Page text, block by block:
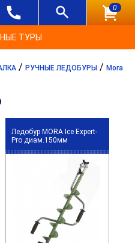
0
ТУРЫ
/ РУЧНЫЕ ЛЕДОБУРЫ / Mora
Ледобур MORA Ice Expert-
Pro диам.150мм